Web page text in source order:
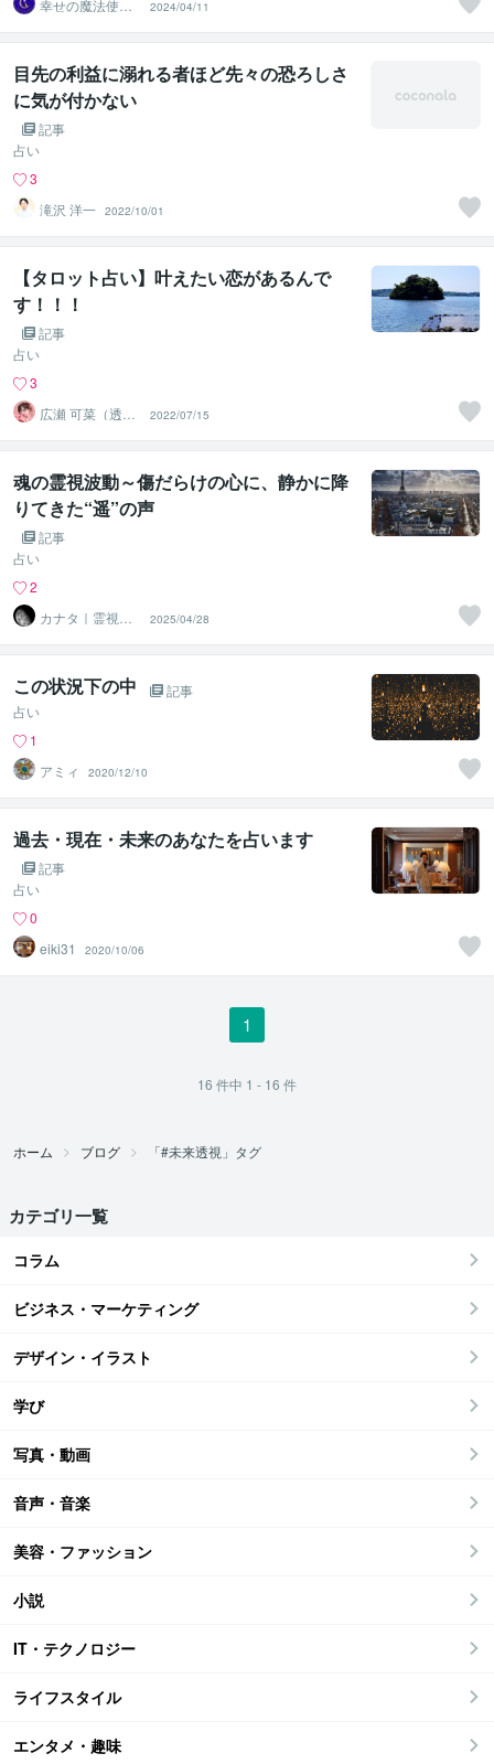
幸せの魔法使い
☆まみ
2024/04/11
目先の利益に溺れる者ほど先々の恐ろしさ
に気が付かない
記事
占い
3
滝沢 洋一 2022/10/01
【タロット占い】叶えたい恋があるんで
す！！！
記事
占い
3
広瀬 可菜（透視
タロット⭐占い
師）
2022/07/15
魂の霊視波動～傷だらけの心に、静かに降
りてきた“遥”の声
記事
占い
2
カナタ｜霊視鑑
定師
2025/04/28
この状況下の中
記事
占い
1
アミィ
2020/12/10
過去・現在・未来のあなたを占います
記事
占い
0
eiki31
2020/10/06
1
16 件中 1 - 16 件
ホーム ブログ 「#未来透視」タグ
カテゴリ一覧
コラム
ビジネス・マーケティング
デザイン・イラスト
学び
写真・動画
音声・音楽
美容・ファッション
小説
IT・テクノロジー
ライフスタイル
エンタメ・趣味